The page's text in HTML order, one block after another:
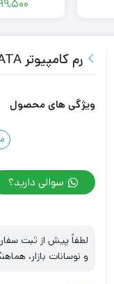
رم کامپیوتر RAM 8GB 1333 ADATA
ویژگی های محصول
سوالی دارید؟
لطفاً پیش از ثبت
و نوسانات بازار،